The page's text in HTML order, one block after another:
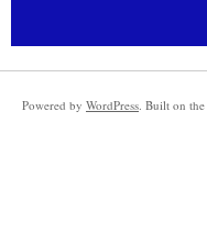
Powered by WordPress. Built on the